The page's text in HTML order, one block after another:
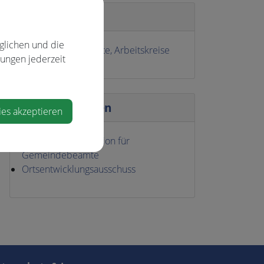
Ausschüsse, Referate, Arbeitskreise
Zuständigkeiten
Disziplinarkommission für
Gemeindebeamte
Ortsentwicklungsausschuss
und die
jederzeit
akzeptieren